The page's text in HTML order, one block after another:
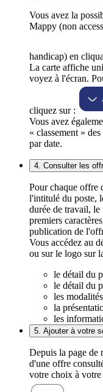
Vous avez la
Mappy (non
handicap) en
La carte affiche
voyez à l'écran.
cliquez sur :
Vous avez
« classement »
par date.
4. Consulter les
Pour chaque offre
l'intitulé du poste,
durée de travail, le
premiers
publication de
Vous accédez au
ou sur le logo sur
le détail du
le détail du
les
la
les
5. Ajouter à votre
Depuis la page de
d'une offre
votre choix à